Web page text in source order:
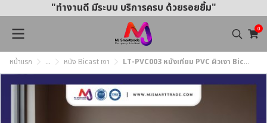
"ทำงานดี มีระบบ บริการครบ ด้วยรอยยิ้ม"
0
หน้าแรก ... หนัง Bicast เงา LT-PVC003 หนังเทียม PVC ผิวเงา Bicast หน้ากว้าง 145 ± 3 ซม. หนา 0.7 มม.